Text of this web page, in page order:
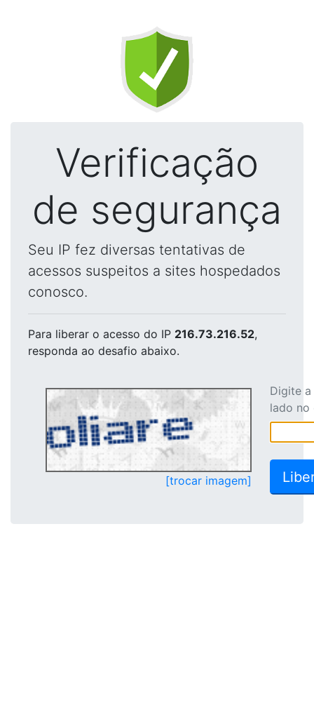
Verificação
de segurança
Seu IP fez diversas tentativas de
acessos suspeitos a sites hospedados
conosco.
Para liberar o acesso do IP 216.73.216.52,
responda ao desafio abaixo.
[trocar imagem]
Digite
lado no